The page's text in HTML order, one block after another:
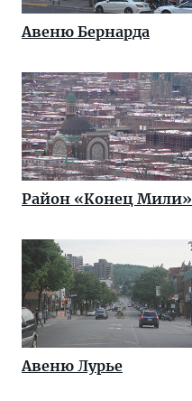
Авеню Бернарда
Район «Конец Мили»
Авеню Лурье